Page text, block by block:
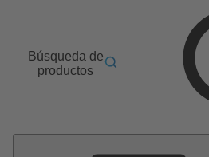
Búsqueda de
productos